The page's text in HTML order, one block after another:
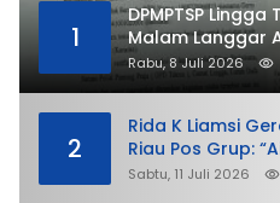
1
DPMPTSP
Malam Langgar
Rabu, 8 Juli 2026
2
Rida K Liamsi
Riau Pos Grup:
Sabtu, 11 Juli 2026